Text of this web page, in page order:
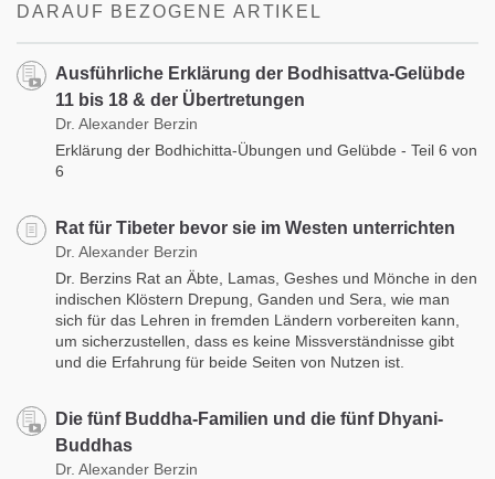
DARAUF BEZOGENE ARTIKEL
Ausführliche Erklärung der Bodhisattva-Gelübde
11 bis 18 & der Übertretungen
Dr. Alexander Berzin
Erklärung der Bodhichitta-Übungen und Gelübde - Teil 6 von
6
Rat für Tibeter bevor sie im Westen unterrichten
Dr. Alexander Berzin
Dr. Berzins Rat an Äbte, Lamas, Geshes und Mönche in den
indischen Klöstern Drepung, Ganden und Sera, wie man
sich für das Lehren in fremden Ländern vorbereiten kann,
um sicherzustellen, dass es keine Missverständnisse gibt
und die Erfahrung für beide Seiten von Nutzen ist.
Die fünf Buddha-Familien und die fünf Dhyani-
Buddhas
Dr. Alexander Berzin